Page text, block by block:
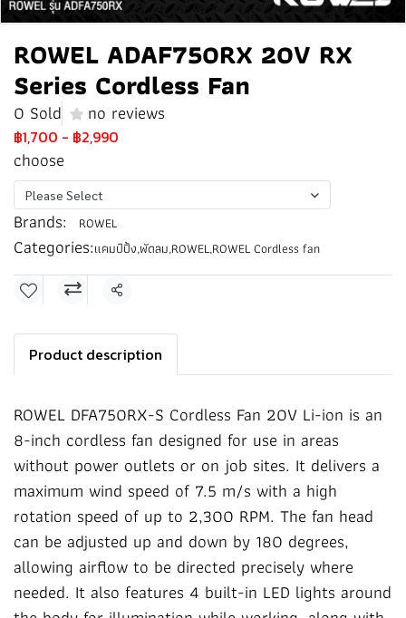
ROWEL ADAF750RX 20V RX
Series Cordless Fan
0 Sold no reviews
฿1,700 - ฿2,990
choose
Please Select
Brands: ROWEL
Categories:แคมป์ปิ้ง,พัดลม,ROWEL,ROWEL Cordless fan
Share
Product description
ROWEL DFA750RX-S Cordless Fan 20V Li-ion is an
8-inch cordless fan designed for use in areas
without power outlets or on job sites. It delivers a
maximum wind speed of 7.5 m/s with a high
rotation speed of up to 2,300 RPM. The fan head
can be adjusted up and down by 180 degrees,
allowing airflow to be directed precisely where
needed. It also features 4 built-in LED lights around